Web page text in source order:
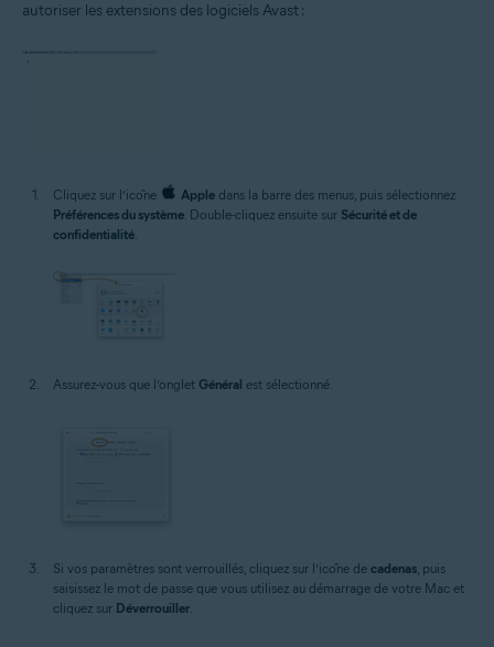
autoriser les extensions des logiciels Avast :
Cliquez sur l’icône Appledans la barre des menus, puis sélectionnez
Préférences du système . Double-cliquez ensuite sur Sécurité et de
confidentialité
Assurez-vous que l’onglet Général est sélectionné.
Si vos paramètres sont verrouillés, cliquez sur l’icône de cadenas, puis
saisissez le mot de passe que vous utilisez au démarrage de votre Mac et
cliquez sur Déverrouiller.